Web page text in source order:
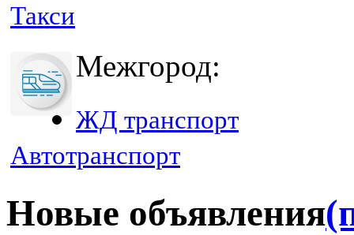
Такси
Межгород:
ЖД транспорт
Автотранспорт
Новые объявления